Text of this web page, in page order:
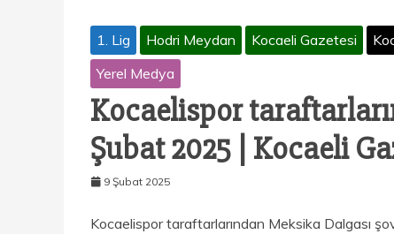
1. Lig Hodri Meydan Kocaeli Gazetesi
Yerel Medya
Kocaelispor
Şubat 2025 | Kocaeli
9 Şubat 2025
Kocaelispor taraftarlarından Meksika Dalgası